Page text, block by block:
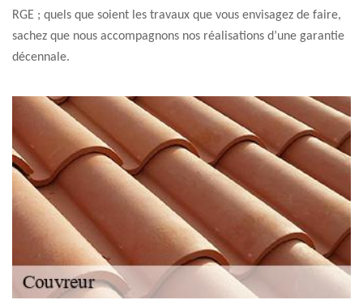
RGE ; quels que soient les travaux que vous envisagez de faire,
sachez que nous accompagnons nos réalisations d’une garantie
décennale.